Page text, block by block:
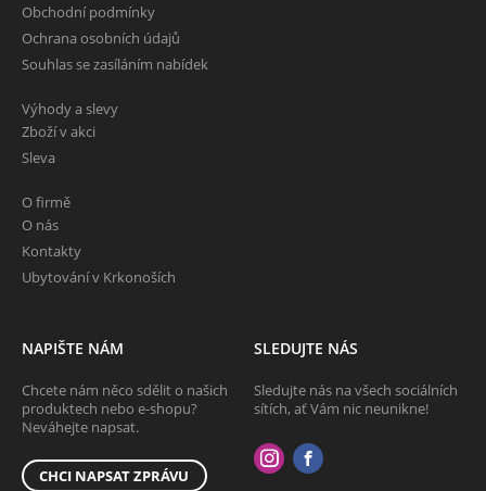
Obchodní podmínky
Ochrana osobních údajů
Souhlas se zasíláním nabídek
Výhody a slevy
Zboží v akci
Sleva
O firmě
O nás
Kontakty
Ubytování v Krkonoších
NAPIŠTE NÁM
Chcete nám něco sdělit o našich
produktech nebo e-shopu?
Neváhejte napsat.
CHCI NAPSAT ZPRÁVU
SLEDUJTE NÁS
Sledujte nás na všech sociálních
sítích, ať Vám nic neunikne!